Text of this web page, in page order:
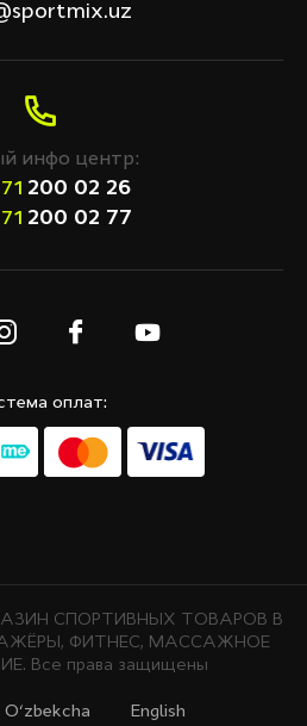
инфо центр:
200 02 26
200 02 77
оплат:
СПОРТИВНЫХ ТОВАРОВ В
ФИТНЕС, МАССАЖНОЕ
Все права защищены
O‘zbekcha English